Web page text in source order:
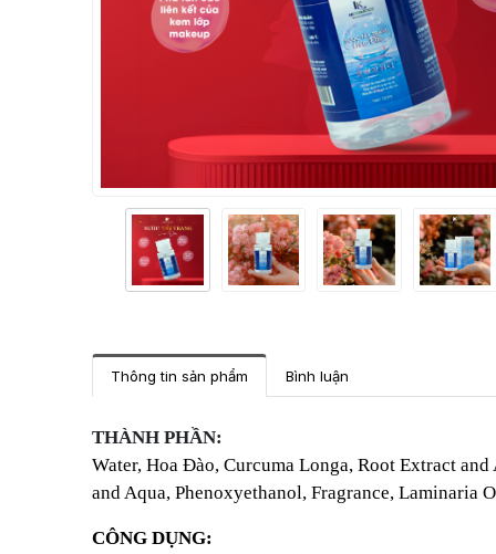
Thông tin sản phẩm Bình luận
THÀNH PHẦN:
Water, Hoa Đào, Curcuma Longa, Root Extract
and Aqua, Phenoxyethanol, Fragrance, Laminaria
CÔNG DỤNG: